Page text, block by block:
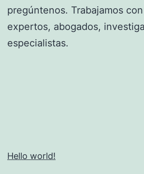
pregúntenos. Trabajamos
expertos, abogados,
especialistas.
Hello world!